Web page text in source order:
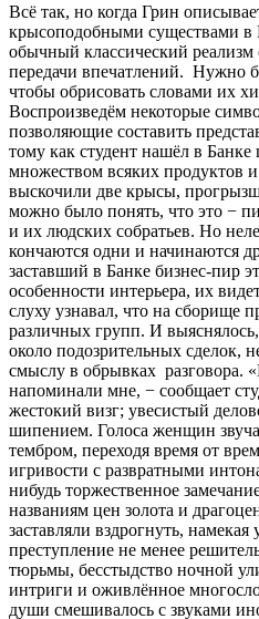
Всё так, но когда Грин
крысоподобными существами в
обычный классический реализм
передачи впечатлений. Нужно
чтобы обрисовать словами их
Воспроизведём некоторые
позволяющие составить
тому как студент нашёл в
множеством всяких продуктов
выскочили две крысы,
можно было понять, что это −
и их людских собратьев. Но
кончаются одни и начинаются
заставший в Банке бизнес-пир
особенности интерьера, их
слуху узнавал, что на сборище
различных групп. И
около подозрительных сделок,
смыслу в обрывках разговора.
напоминали мне, − сообщает
жестокий визг; увесистый
шипением. Голоса женщин
тембром, переходя время от
игривости с развратными
нибудь торжественное
названиям цен золота и
заставляли вздрогнуть,
преступление не менее
тюрьмы, бесстыдство ночной
интриги и оживлённое
души смешивалось с звуками